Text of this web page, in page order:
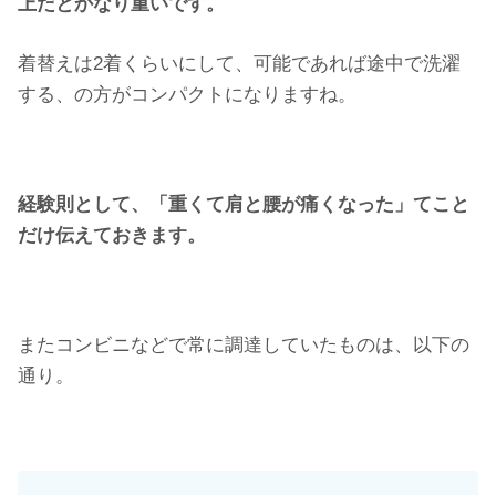
上だとかなり重いです。
着替えは2着くらいにして、可能であれば途中で洗濯
する、の方がコンパクトになりますね。
経験則として、「重くて肩と腰が痛くなった」てこと
だけ伝えておきます。
またコンビニなどで常に調達していたものは、以下の
通り。